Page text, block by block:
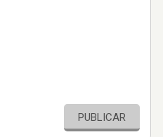
PUBLICAR